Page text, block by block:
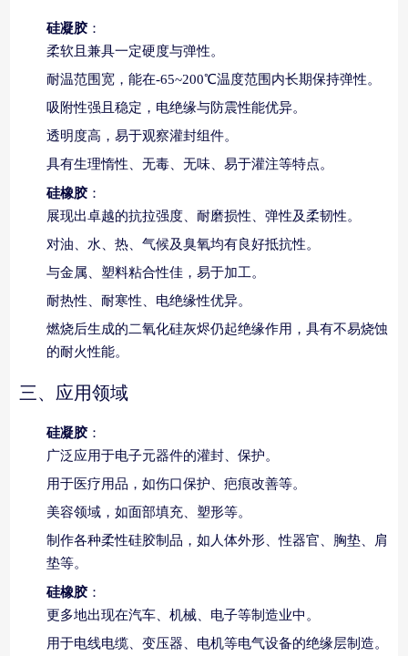
硅凝胶：
柔软且兼具一定硬度与弹性。
耐温范围宽，能在-65~200℃温度范围内长期保持弹性。
吸附性强且稳定，电绝缘与防震性能优异。
透明度高，易于观察灌封组件。
具有生理惰性、无毒、无味、易于灌注等特点。
硅橡胶：
展现出卓越的抗拉强度、耐磨损性、弹性及柔韧性。
对油、水、热、气候及臭氧均有良好抵抗性。
与金属、塑料粘合性佳，易于加工。
耐热性、耐寒性、电绝缘性优异。
燃烧后生成的二氧化硅灰烬仍起绝缘作用，具有不易烧蚀
的耐火性能。
三、应用领域
硅凝胶：
广泛应用于电子元器件的灌封、保护。
用于医疗用品，如伤口保护、疤痕改善等。
美容领域，如面部填充、塑形等。
制作各种柔性硅胶制品，如人体外形、性器官、胸垫、肩
垫等。
硅橡胶：
更多地出现在汽车、机械、电子等制造业中。
用于电线电缆、变压器、电机等电气设备的绝缘层制造。